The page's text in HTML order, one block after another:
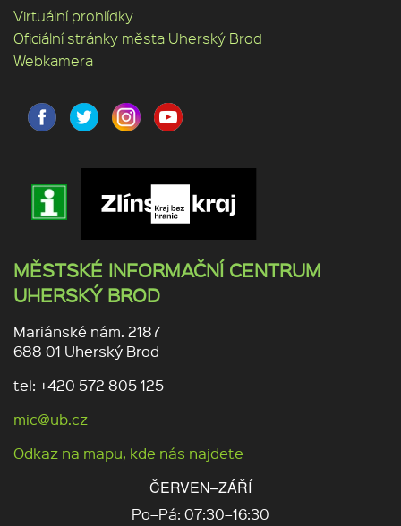
Virtuální prohlídky
Oficiální stránky města Uherský Brod
Webkamera
MĚSTSKÉ INFORMAČNÍ CENTRUM
UHERSKÝ BROD
Mariánské nám. 2187
688 01 Uherský Brod
tel: +420 572 805 125
mic@ub.cz
Odkaz na mapu, kde nás najdete
ČERVEN–ZÁŘÍ
Po–Pá: 07:30–16:30